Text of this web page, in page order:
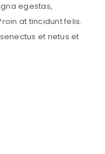
egestas,
at tincidunt felis.
et netus et